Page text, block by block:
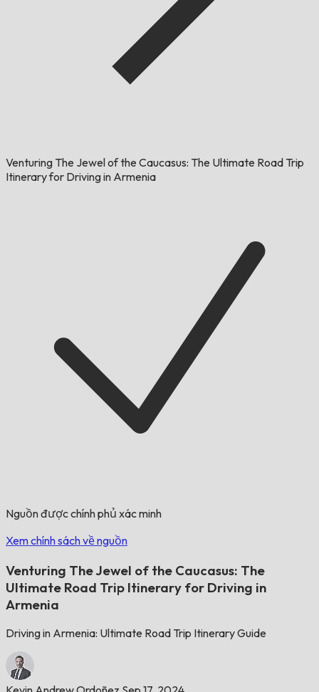
Venturing The Jewel of the Caucasus: The Ultimate Road Trip
Itinerary for Driving in Armenia
Nguồn được chính phủ xác minh
Xem chính sách về nguồn
Venturing The Jewel of the Caucasus: The
Ultimate Road Trip Itinerary for Driving in
Armenia
Driving in Armenia: Ultimate Road Trip Itinerary Guide